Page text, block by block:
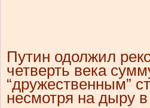
Путин одолжил
четверть века
“дружественным”
несмотря на дыру